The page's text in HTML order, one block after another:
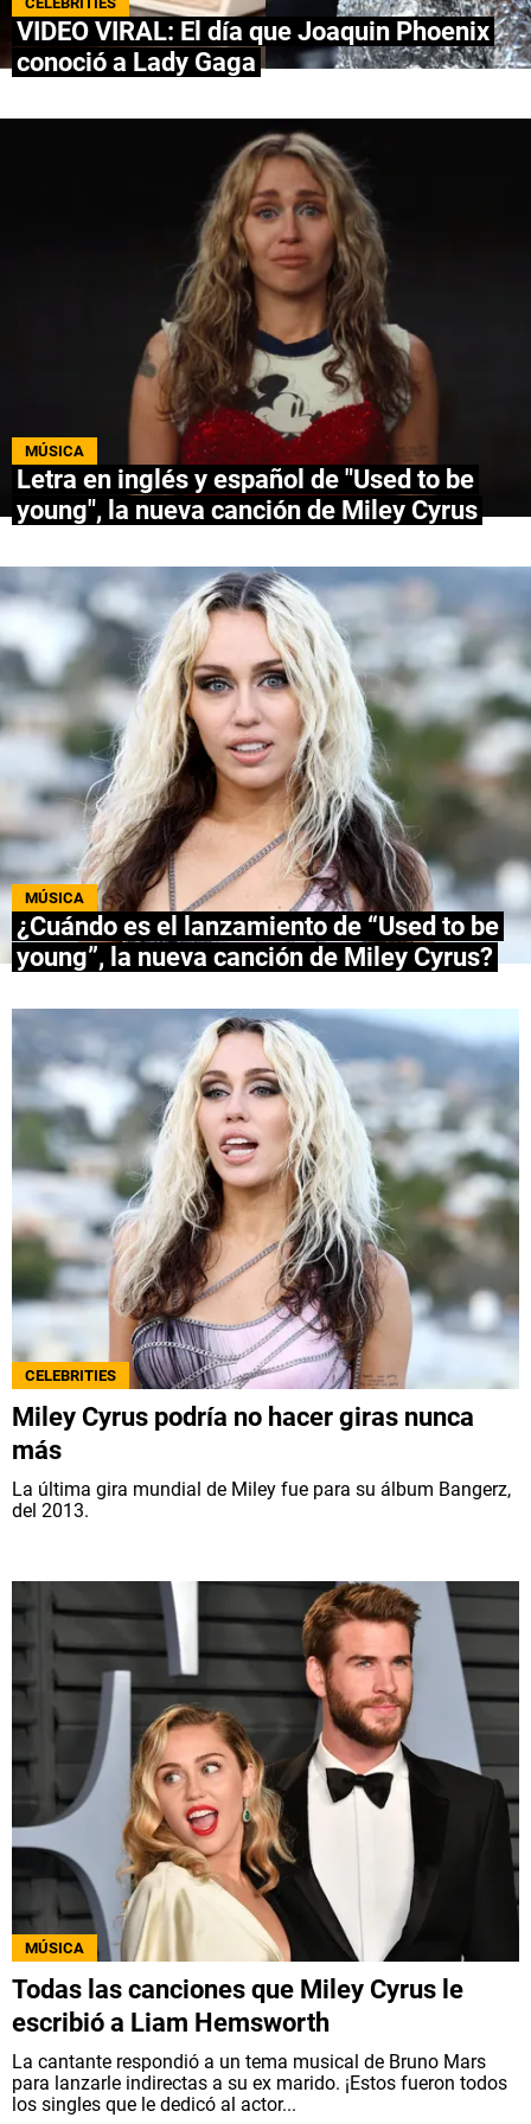
NETFLIX
INFLUENCERS
SPOILER US
QUIENES SOMOS | STAFF | CONTACTO |
Escribe en Spoiler
Términos y Condiciones
Políticas de Privacidad
Política Editorial
Ad Choices
Bolavip, al igual que Futbol Sites, es una
compañía perteneciente a Better Collective.
Todos los derechos reservados.
VIDEO VIRAL: El día que Joaquin Phoenix
conoció a Lady Gaga
MÚSICA
Letra en inglés y español de "Used to be
young", la nueva canción de Miley Cyrus
MÚSICA
¿Cuándo es el lanzamiento de “Used to be
young”, la nueva canción de Miley Cyrus?
CELEBRITIES
Miley Cyrus podría no hacer giras nunca
más
La última gira mundial de Miley fue para su álbum Bangerz,
del 2013.
MÚSICA
Todas las canciones que Miley Cyrus le
escribió a Liam Hemsworth
La cantante respondió a un tema musical de Bruno Mars
para lanzarle indirectas a su ex marido. ¡Estos fueron todos
los singles que le dedicó al actor...